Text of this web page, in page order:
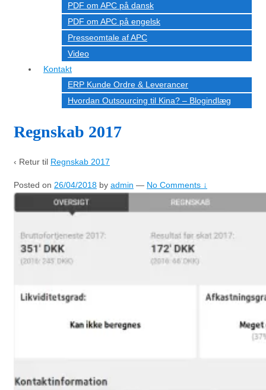
PDF om APC på dansk
PDF om APC på engelsk
Presseomtale af APC
Video
Kontakt
ERP Kunde Ordre & Leverancer
Hvordan Outsourcing til Kina? – Blogindlæg
Regnskab 2017
‹ Retur til Regnskab 2017
Posted on 26/04/2018 by admin — No Comments ↓